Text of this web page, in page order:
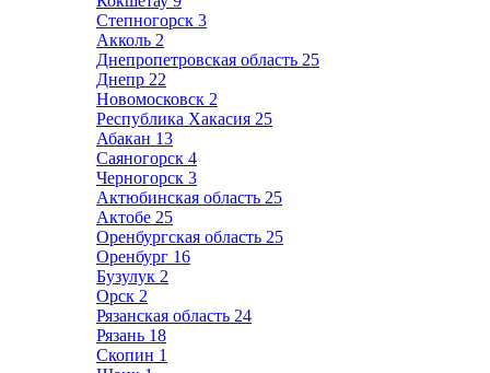
Степногорск 3
Акколь 2
Днепропетровская область 25
Днепр 22
Новомосковск 2
Республика Хакасия 25
Абакан 13
Саяногорск 4
Черногорск 3
Актюбинская область 25
Актобе 25
Оренбургская область 25
Оренбург 16
Бузулук 2
Орск 2
Рязанская область 24
Рязань 18
Скопин 1